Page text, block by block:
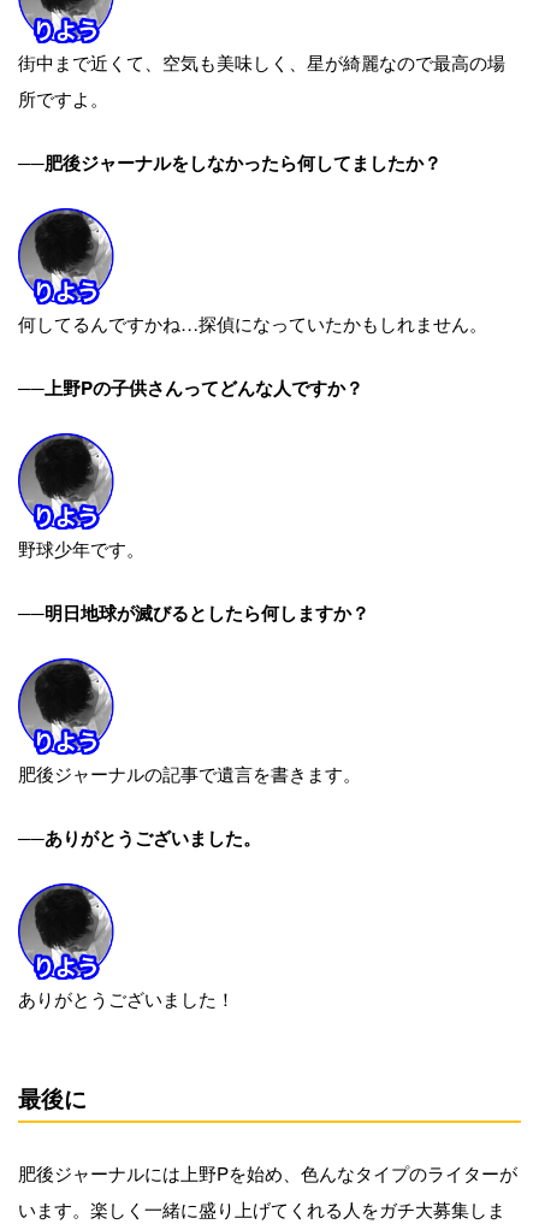
街中まで近くて、空気も美味しく、星が綺麗なので最高の場
所ですよ。
──肥後ジャーナルをしなかったら何してましたか？
何してるんですかね…探偵になっていたかもしれません。
──上野Pの子供さんってどんな人ですか？
野球少年です。
──明日地球が滅びるとしたら何しますか？
肥後ジャーナルの記事で遺言を書きます。
──ありがとうございました。
ありがとうございました！
最後に
肥後ジャーナルには上野Pを始め、色んなタイプのライターが
います。楽しく一緒に盛り上げてくれる人をガチ大募集しま